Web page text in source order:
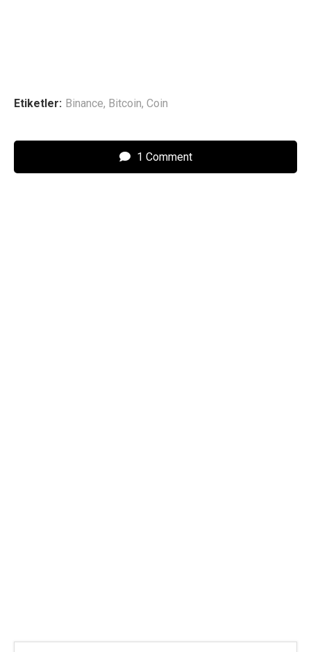
Etiketler: Binance, Bitcoin, Coin
1 Comment